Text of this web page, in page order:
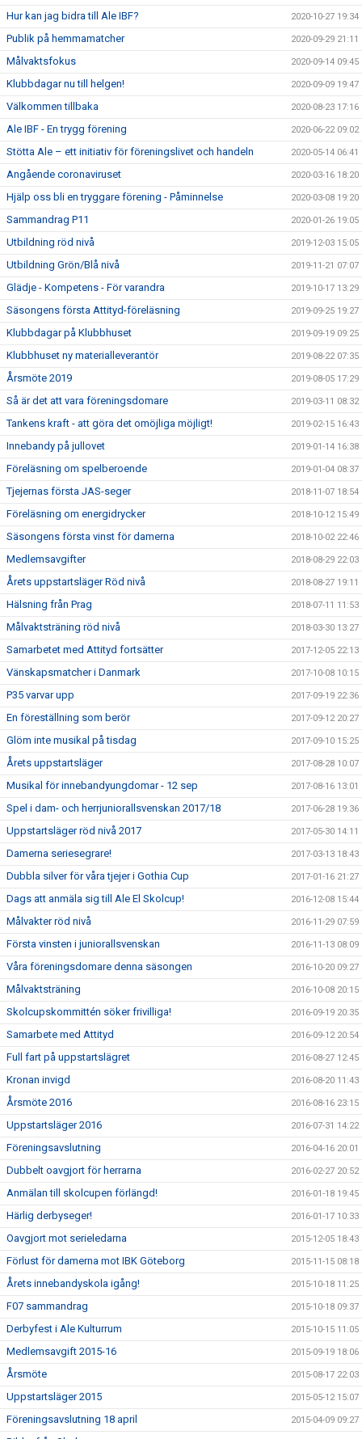
Hur kan jag bidra till Ale IBF? 2020-10-27 19:34
Publik på hemmamatcher 2020-09-29 21:11
Målvaktsfokus 2020-09-14 09:45
Klubbdagar nu till helgen! 2020-09-09 19:47
Välkommen tillbaka 2020-08-23 17:16
Ale IBF - En trygg förening 2020-06-22 09:02
Stötta Ale – ett initiativ för föreningslivet och handeln 2020-05-14 06:41
Angående coronaviruset 2020-03-16 18:20
Hjälp oss bli en tryggare förening - Påminnelse 2020-03-08 19:20
Sammandrag P11 2020-01-26 19:05
Utbildning röd nivå 2019-12-03 15:05
Utbildning Grön/Blå nivå 2019-11-21 07:07
Glädje - Kompetens - För varandra 2019-10-17 13:29
Säsongens första Attityd-föreläsning 2019-09-25 19:27
Klubbdagar på Klubbhuset 2019-09-19 09:25
Klubbhuset ny materialleverantör 2019-08-22 07:35
Årsmöte 2019 2019-08-05 17:29
Så är det att vara föreningsdomare 2019-03-11 08:32
Tankens kraft - att göra det omöjliga möjligt! 2019-02-15 16:43
Innebandy på jullovet 2019-01-14 16:38
Föreläsning om spelberoende 2019-01-04 08:37
Tjejernas första JAS-seger 2018-11-07 18:54
Föreläsning om energidrycker 2018-10-12 15:49
Säsongens första vinst för damerna 2018-10-02 22:46
Medlemsavgifter 2018-08-29 22:03
Årets uppstartsläger Röd nivå 2018-08-27 19:11
Hälsning från Prag 2018-07-11 11:53
Målvaktsträning röd nivå 2018-03-30 13:27
Samarbetet med Attityd fortsätter 2017-12-05 22:13
Vänskapsmatcher i Danmark 2017-10-08 10:15
P35 varvar upp 2017-09-19 22:36
En föreställning som berör 2017-09-12 20:27
Glöm inte musikal på tisdag 2017-09-10 15:25
Årets uppstartsläger 2017-08-28 10:07
Musikal för innebandyungdomar - 12 sep 2017-08-16 13:01
Spel i dam- och herrjuniorallsvenskan 2017/18 2017-06-28 19:36
Uppstartsläger röd nivå 2017 2017-05-30 14:11
Damerna seriesegrare! 2017-03-13 18:43
Dubbla silver för våra tjejer i Gothia Cup 2017-01-16 21:27
Dags att anmäla sig till Ale El Skolcup! 2016-12-08 15:44
Målvakter röd nivå 2016-11-29 07:59
Första vinsten i juniorallsvenskan 2016-11-13 08:09
Våra föreningsdomare denna säsongen 2016-10-20 09:27
Målvaktsträning 2016-10-08 20:15
Skolcupskommittén söker frivilliga! 2016-09-19 20:35
Samarbete med Attityd 2016-09-12 20:54
Full fart på uppstartslägret 2016-08-27 12:45
Kronan invigd 2016-08-20 11:43
Årsmöte 2016 2016-08-16 23:15
Uppstartsläger 2016 2016-07-31 14:22
Föreningsavslutning 2016-04-16 20:01
Dubbelt oavgjort för herrarna 2016-02-27 20:52
Anmälan till skolcupen förlängd! 2016-01-18 19:45
Härlig derbyseger! 2016-01-17 10:33
Oavgjort mot serieledarna 2015-12-05 18:43
Förlust för damerna mot IBK Göteborg 2015-11-15 08:18
Årets innebandyskola igång! 2015-10-18 11:25
F07 sammandrag 2015-10-18 09:37
Derbyfest i Ale Kulturrum 2015-10-15 11:05
Medlemsavgift 2015-16 2015-09-19 18:06
Årsmöte 2015-08-17 22:03
Uppstartsläger 2015 2015-05-12 15:07
Föreningsavslutning 18 april 2015-04-09 09:27